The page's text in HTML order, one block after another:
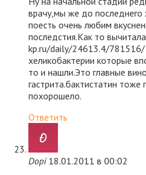
врачу,мы же до последнего
поесть очень любим
последстия.Как то
kp.ru/daily/24613.4/781516/
хеликобактерии которые
то и нашли.Это главные
гастрита.бактистатин
похорошело.
Ответить
Dopi 18.01.2011 в 00:02